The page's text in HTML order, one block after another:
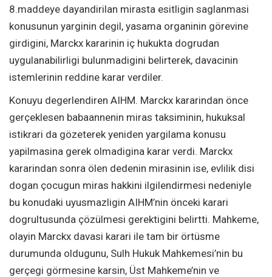
8.maddeye dayandirilan mirasta esitligin saglanmasi
konusunun yarginin degil, yasama organinin görevine
girdigini, Marckx kararinin iç hukukta dogrudan
uygulanabilirligi bulunmadigini belirterek, davacinin
istemlerinin reddine karar verdiler.
Konuyu degerlendiren AIHM. Marckx kararindan önce
gerçeklesen babaannenin miras taksiminin, hukuksal
istikrari da gözeterek yeniden yargilama konusu
yapilmasina gerek olmadigina karar verdi. Marckx
kararindan sonra ölen dedenin mirasinin ise, evlilik disi
dogan çocugun miras hakkini ilgilendirmesi nedeniyle
bu konudaki uyusmazligin AIHM’nin önceki karari
dogrultusunda çözülmesi gerektigini belirtti. Mahkeme,
olayin Marckx davasi karari ile tam bir örtüsme
durumunda oldugunu, Sulh Hukuk Mahkemesi’nin bu
gerçegi görmesine karsin, Üst Mahkeme’nin ve